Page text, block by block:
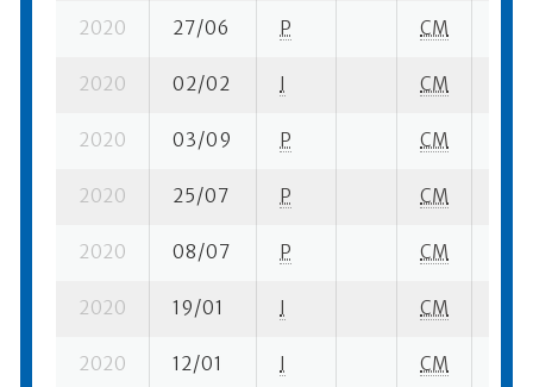
2020 27/06 P CM
2020 02/02 I CM
2020 03/09 P CM
2020 25/07 P CM
2020 08/07 P CM
2020 19/01 I CM
2020 12/01 I CM